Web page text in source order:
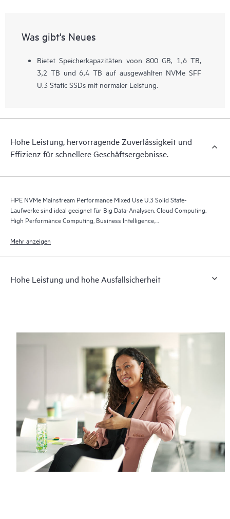
Was gibt's Neues
Bietet Speicherkapazitäten voon 800 GB, 1,6 TB,
3,2 TB und 6,4 TB auf ausgewählten NVMe SFF
U.3 Static SSDs mit normaler Leistung.
Hohe Leistung, hervorragende Zuverlässigkeit und
Effizienz für schnellere Geschäftsergebnisse.
HPE NVMe Mainstream Performance Mixed Use U.3 Solid State-
Laufwerke sind ideal geeignet für Big Data-Analysen, Cloud Computing,
High Performance Computing, Business Intelligence,
Mehr anzeigen
Hohe Leistung und hohe Ausfallsicherheit